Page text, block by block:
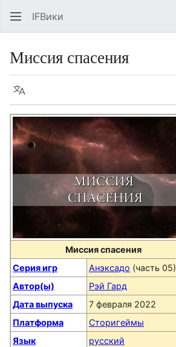
IFВики
Миссия спасения
Язык
Миссия спасения
Серия игр
Анэксадо (часть 05)
Автор(ы)
Рэй Гард
Дата выпуска
7 февраля 2022
Платформа
Сторигеймы
Язык
русский